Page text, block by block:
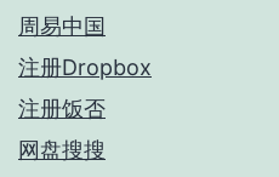
周易中国
注册Dropbox
注册饭否
网盘搜搜